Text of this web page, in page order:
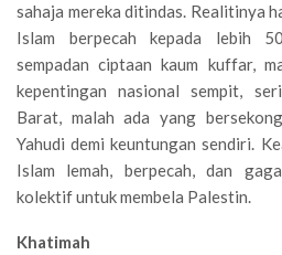
sahaja mereka ditindas. Realitinya
Islam berpecah kepada lebih
sempadan ciptaan kaum kuffar,
kepentingan nasional sempit,
Barat, malah ada yang
Yahudi demi keuntungan sendiri.
Islam lemah, berpecah, dan
kolektif untuk membela Palestin.
Khatimah